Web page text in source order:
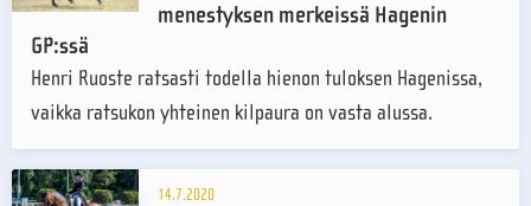
menestyksen merkeissä Hagenin
GP:ssä
Henri Ruoste ratsasti todella hienon tuloksen Hagenissa,
vaikka ratsukon yhteinen kilpaura on vasta alussa.
14.7.2020